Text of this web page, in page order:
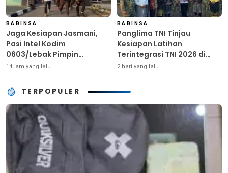
BABINSA
Jaga Kesiapan Jasmani,
Pasi Intel Kodim
0603/Lebak Pimpin
Pembinaan Fisik Rutin
14 jam yang lalu
BABINSA
Panglima TNI Tinjau
Kesiapan Latihan
Terintegrasi TNI 2026 di
Dabo Singkep
2 hari yang lalu
TERPOPULER